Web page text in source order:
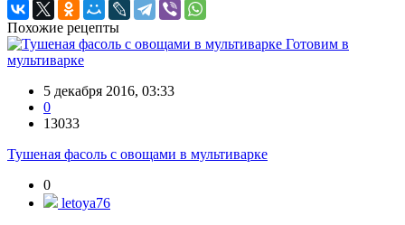
Похожие рецепты
Готовим в
мультиварке
5 декабря 2016, 03:33
0
13033
Тушеная фасоль с овощами в мультиварке
0
letoya76